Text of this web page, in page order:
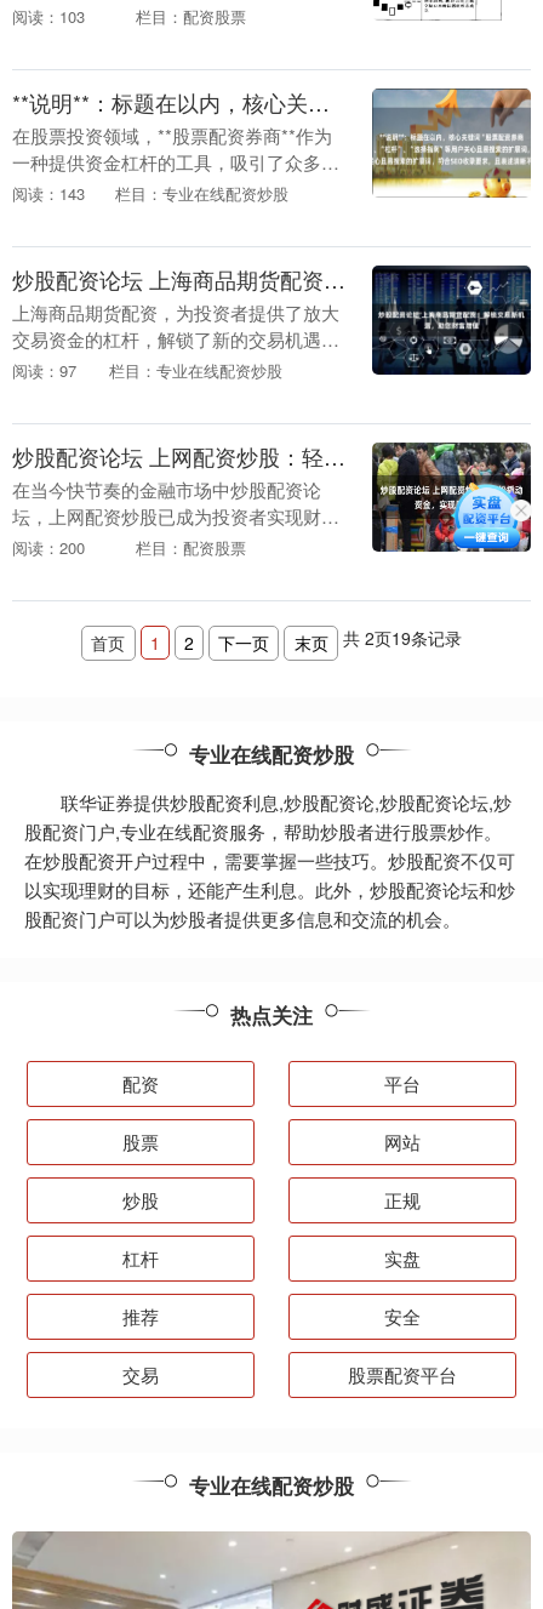
流渠道。对于新手和资深投资者而言，选
至关重要。本文将....
阅读：103 栏目：配资股票
**说明**：标题在以内，核心关键词“股票配资券商”前置，并加入了“安全”、“杠杆”、“选择指南”等用户关心且易搜索的扩展词，符合SEO收录要求，且表述清晰不重复。
在股票投资领域，**股票配资券商**作为
一种提供资金杠杆的工具，吸引了众多希
望放大收益的投资者。然而，高杠杆意味
金**安全*....
阅读：143 栏目：专业在线配资炒股
炒股配资论坛 上海商品期货配资：解锁交易新机遇，助您财富增值
上海商品期货配资，为投资者提供了放大
交易资金的杠杆，解锁了新的交易机遇。
通过配资炒股配资论坛，投资者可以以较
收益。 **配资....
阅读：97 栏目：专业在线配资炒股
炒股配资论坛 上网配资炒股：轻松撬动资金，实现财富梦想
在当今快节奏的金融市场中炒股配资论
坛，上网配资炒股已成为投资者实现财富
梦想的便捷途径。配资平台提供资金杠
行交易。 配资炒股的....
阅读：200 栏目：配资股票
首页 1 2 下一页 末页 共 2页19条记录
专业在线配资炒股
联华证券提供炒股配资利息,炒股配资论,炒股配资论坛,炒
股配资门户,专业在线配资服务，帮助炒股者进行股票炒作。
在炒股配资开户过程中，需要掌握一些技巧。炒股配资不仅可
以实现理财的目标，还能产生利息。此外，炒股配资论坛和炒
股配资门户可以为炒股者提供更多信息和交流的机会。
热点关注
配资 平台
股票 网站
炒股 正规
杠杆 实盘
推荐 安全
交易 股票配资平台
专业在线配资炒股